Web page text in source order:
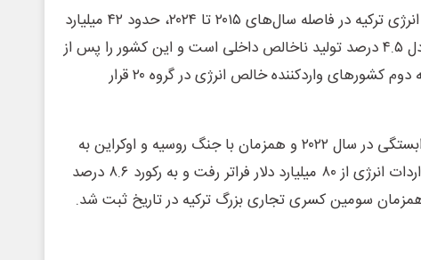
میانگین هزینه واردات خالص انرژی ترکیه در فاصله سال‌های ۲۰۱۵ تا ۲۰۲۴، حدود ۴۲ میلیارد
دلار در سال بوده که رقمی معادل ۴.۵ درصد تولید ناخالص داخلی است و این کشور را پس از
کره جنوبی با ۵.۱ درصد، در رتبه دوم کشورهای واردکننده خالص انرژی در گروه ۲۰ قرار
ترکیه تودی گزارش کرد، این وابستگی در سال ۲۰۲۲ و همزمان با جنگ روسیه و اوکراین به
اوج رسید به‌طوری که هزینه واردات انرژی از ۸۰ میلیارد دلار فراتر رفت و به رکورد ۸.۶ درصد
سومین کسری تجاری بزرگ ترکیه در تاریخ ثبت شد.